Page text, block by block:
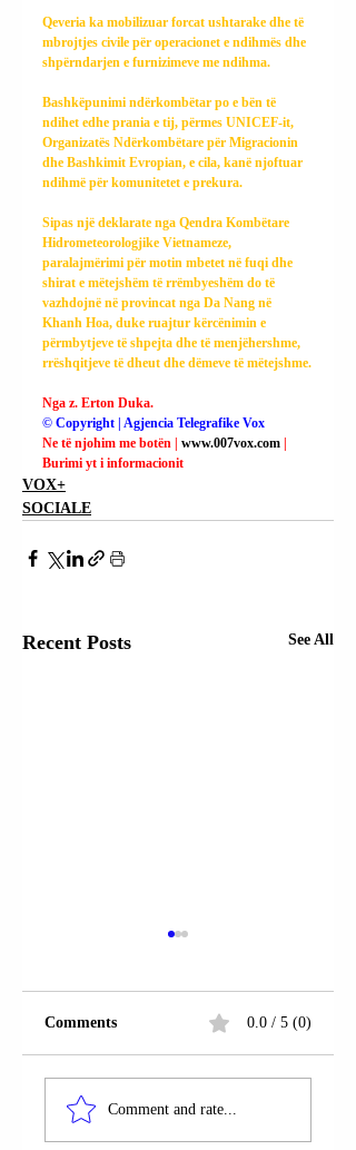
Qeveria ka mobilizuar forcat ushtarake dhe të
mbrojtjes civile për operacionet e ndihmës dhe
shpërndarjen e furnizimeve me ndihma.
Bashkëpunimi ndërkombëtar po e bën të
ndihet edhe prania e tij, përmes UNICEF-it,
Organizatës Ndërkombëtare për Migracionin
dhe Bashkimit Evropian, e cila, kanë njoftuar
ndihmë për komunitetet e prekura.
Sipas një deklarate nga Qendra Kombëtare
Hidrometeorologjike Vietnameze,
paralajmërimi për motin mbetet në fuqi dhe
shirat e mëtejshëm të rrëmbyeshëm do të
vazhdojnë në provincat nga Da Nang në
Khanh Hoa, duke ruajtur kërcënimin e
përmbytjeve të shpejta dhe të menjëhershme,
rrëshqitjeve të dheut dhe dëmeve të mëtejshme.
Nga z. Erton Duka.
© Copyright | Agjencia Telegrafike Vox
Ne të njohim me botën | www.007vox.com
Burimi yt i informacionit
VOX+
SOCIALE
Recent Posts See All
VIETNAM | 9 TË
VDEKUR DHE
Comments 0.0 / 5 (0)
Comment and rate...